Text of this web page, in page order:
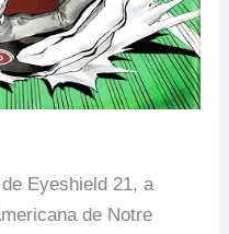
Eyeshield 21, a
de Notre